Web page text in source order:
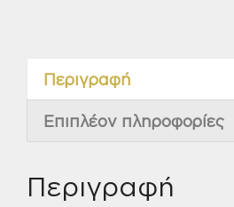
Περιγραφή
Επιπλέον πληροφορίες
Περιγραφή